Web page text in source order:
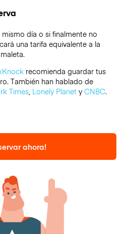
día o si finalmente no
una tarifa equivalente a la
recomienda guardar tus
También han hablado de
Times, Lonely Planety CNBC.
ahora!